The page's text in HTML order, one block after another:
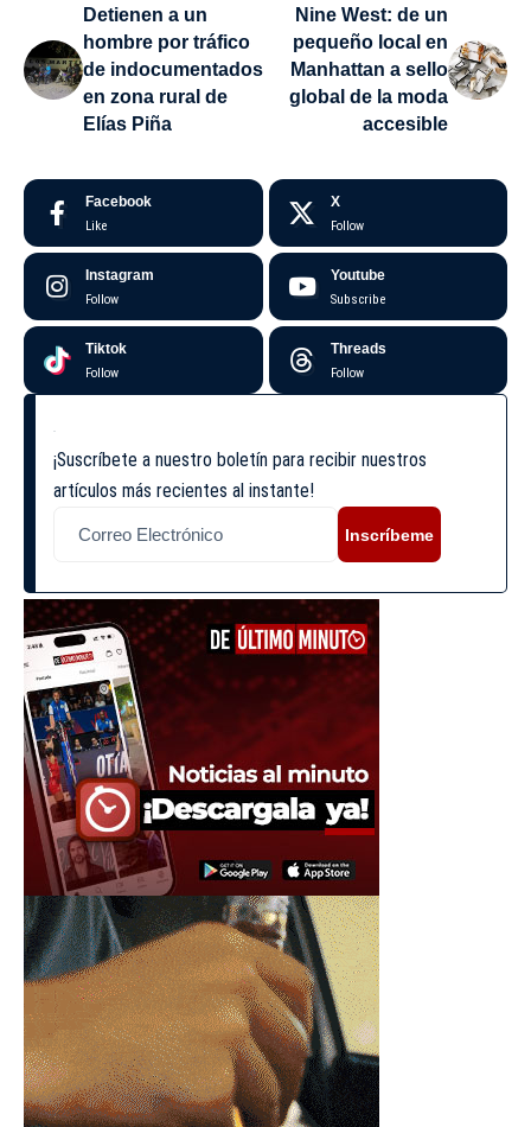
Detienen a un
hombre por tráfico
de indocumentados
en zona rural de
Elías Piña
Nine West: de un
pequeño local en
Manhattan a sello
global de la moda
accesible
Facebook
Like
X
Follow
Instagram
Follow
Youtube
Subscribe
Tiktok
Follow
Threads
Follow
¡Suscríbete a nuestro boletín para recibir nuestros
artículos más recientes al instante!
Inscríbeme